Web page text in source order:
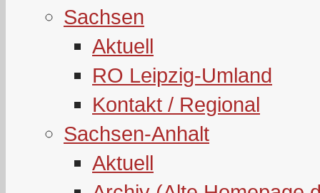
Sachsen
Aktuell
RO Leipzig-Umland
Kontakt / Regional
Sachsen-Anhalt
Aktuell